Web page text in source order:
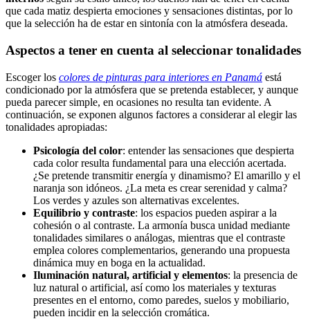
que cada matiz despierta emociones y sensaciones distintas, por lo
que la selección ha de estar en sintonía con la atmósfera deseada.
Aspectos a tener en cuenta al seleccionar tonalidades
Escoger los colores de pinturas para interiores en Panamá está
condicionado por la atmósfera que se pretenda establecer, y aunque
pueda parecer simple, en ocasiones no resulta tan evidente. A
continuación, se exponen algunos factores a considerar al elegir las
tonalidades apropiadas:
Psicología del color: entender las sensaciones que despierta
cada color resulta fundamental para una elección acertada.
¿Se pretende transmitir energía y dinamismo? El amarillo y el
naranja son idóneos. ¿La meta es crear serenidad y calma?
Los verdes y azules son alternativas excelentes.
Equilibrio y contraste: los espacios pueden aspirar a la
cohesión o al contraste. La armonía busca unidad mediante
tonalidades similares o análogas, mientras que el contraste
emplea colores complementarios, generando una propuesta
dinámica muy en boga en la actualidad.
Iluminación natural, artificial y elementos: la presencia de
luz natural o artificial, así como los materiales y texturas
presentes en el entorno, como paredes, suelos y mobiliario,
pueden incidir en la selección cromática.